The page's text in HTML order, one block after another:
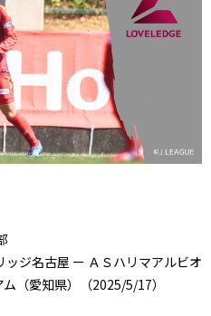
ジ名古屋 ー ＡＳハリマアルビオ
（愛知県）（2025/5/17）